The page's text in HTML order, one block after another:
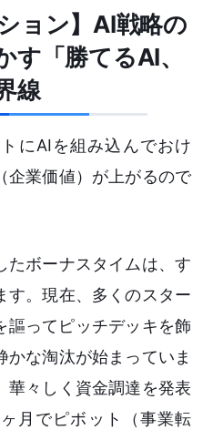
ョン】AI戦略の
す「勝てるAI、
線
にAIを組み込んでおけ
企業価値）が上がるので
たボーナスタイムは、す
す。現在、多くのスター
謳ってピッチデッキを飾
かな淘汰が始まっていま
華々しく資金調達を発表
月でピボット（事業転